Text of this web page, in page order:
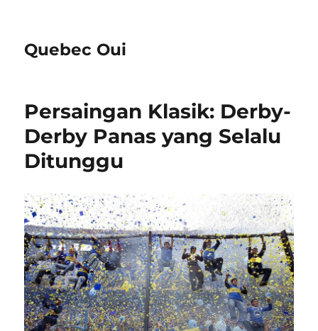
Quebec Oui
Persaingan Klasik: Derby-
Derby Panas yang Selalu
Ditunggu